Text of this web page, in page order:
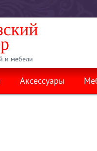
и мебели
Аксессуары